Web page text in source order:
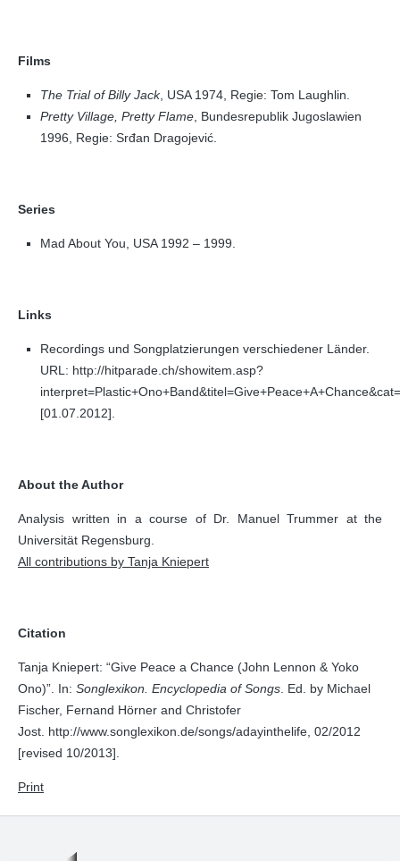
Films
The Trial of Billy Jack, USA 1974, Regie: Tom Laughlin.
Pretty Village, Pretty Flame , Bundesrepublik Jugoslawien
1996, Regie: Srđan Dragojević.
Series
Mad About You, USA 1992 – 1999.
Links
Recordings und Songplatzierungen verschiedener Länder.
URL: http://hitparade.ch/showitem.asp?
[01.07.2012].
About the Author
Analysis written in a course of Dr. Manuel Trummer at the
Universität Regensburg.
All contributions by Tanja Kniepert
Citation
Tanja Kniepert: “Give Peace a Chance (John Lennon & Yoko
Ono)”. In: Songlexikon. Encyclopedia of Songs . Ed. by Michael
Fischer, Fernand Hörner and Christofer
Jost. http://www.songlexikon.de/songs/adayinthelife, 02/2012
[revised 10/2013].
Print